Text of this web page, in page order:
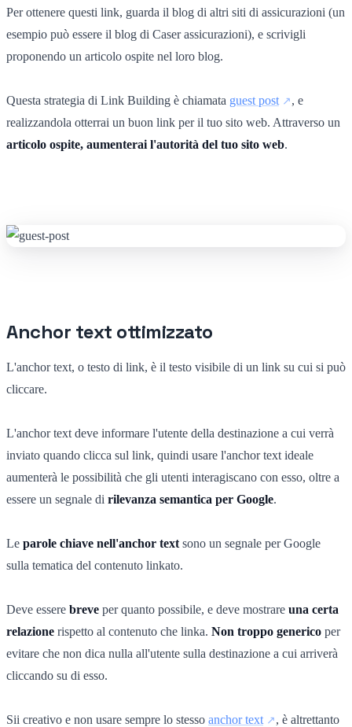
Per ottenere questi link, guarda il blog di altri siti di assicurazioni (un
esempio può essere il blog di Caser assicurazioni), e scrivigli
proponendo un articolo ospite nel loro blog.
Questa strategia di Link Building è chiamata guest post
, e
realizzandola otterrai un buon link per il tuo sito web. Attraverso un
articolo ospite, aumenterai l'autorità del tuo sito web.
Anchor text ottimizzato
L'anchor text, o testo di link, è il testo visibile di un link su cui si può
cliccare.
L'anchor text deve informare l'utente della destinazione a cui verrà
inviato quando clicca sul link, quindi usare l'anchor text ideale
aumenterà le possibilità che gli utenti interagiscano con esso, oltre a
essere un segnale di rilevanza semantica per Google.
Le parole chiave nell'anchor text sono un segnale per Google
sulla tematica del contenuto linkato.
Deve essere breve per quanto possibile, e deve mostrare una certa
relazione rispetto al contenuto che linka. Non troppo generico per
evitare che non dica nulla all'utente sulla destinazione a cui arriverà
cliccando su di esso.
Sii creativo e non usare sempre lo stesso anchor text
, è altrettanto